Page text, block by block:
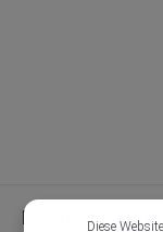
Kontakt & Hilfe
Diese